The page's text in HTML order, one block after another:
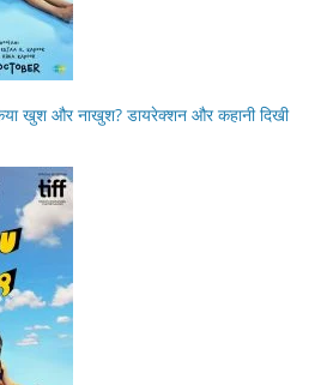
खुश और नाखुश? डायरेक्शन और कहानी दिखी